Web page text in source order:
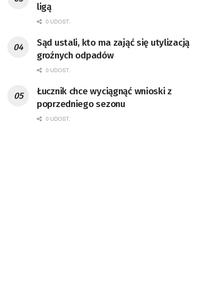
ligą
0 UDOST.
Sąd ustali, kto ma zająć się utylizacją
groźnych odpadów
0 UDOST.
Łucznik chce wyciągnąć wnioski z
poprzedniego sezonu
0 UDOST.